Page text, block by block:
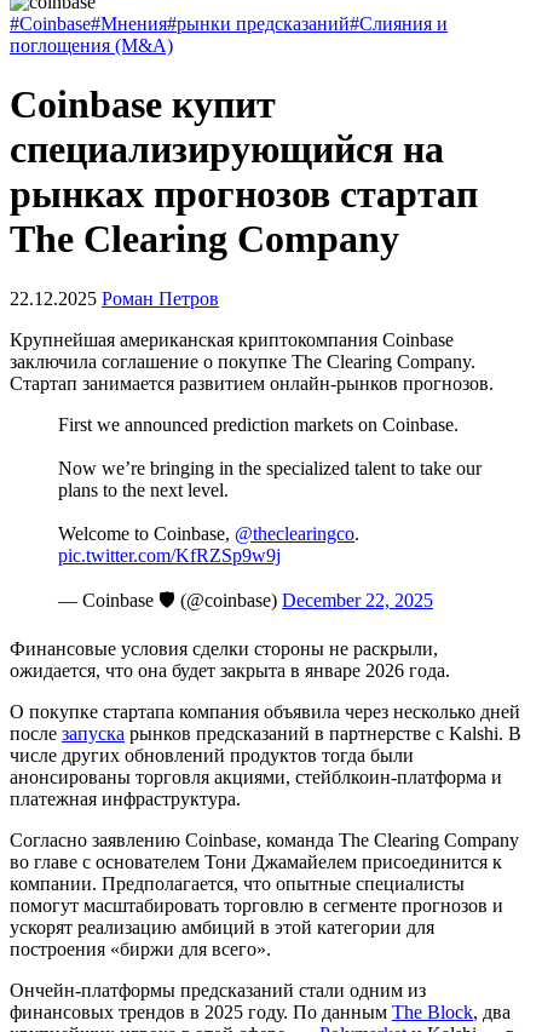
#Coinbase#Мнения#рынки предсказаний#Слияния и
поглощения (M&A)
Coinbase купит
специализирующийся на
рынках прогнозов стартап
The Clearing Company
22.12.2025 Роман Петров
Крупнейшая американская криптокомпания Coinbase
заключила соглашение о покупке The Clearing Company.
Стартап занимается развитием онлайн-рынков прогнозов.
First we announced prediction markets on Coinbase.
Now we’re bringing in the specialized talent to take our
plans to the next level.
Welcome to Coinbase, @theclearingco.
pic.twitter.com/KfRZSp9w9j
— Coinbase 🛡️ (@coinbase) December 22, 2025
Финансовые условия сделки стороны не раскрыли,
ожидается, что она будет закрыта в январе 2026 года.
О покупке стартапа компания объявила через несколько дней
после запуска рынков предсказаний в партнерстве с Kalshi. В
числе других обновлений продуктов тогда были
анонсированы торговля акциями, стейблкоин-платформа и
платежная инфраструктура.
Согласно заявлению Coinbase, команда The Clearing Company
во главе с основателем Тони Джамайелем присоединится к
компании. Предполагается, что опытные специалисты
помогут масштабировать торговлю в сегменте прогнозов и
ускорят реализацию амбиций в этой категории для
построения «биржи для всего».
Ончейн-платформы предсказаний стали одним из
финансовых трендов в 2025 году. По данным The Block, два